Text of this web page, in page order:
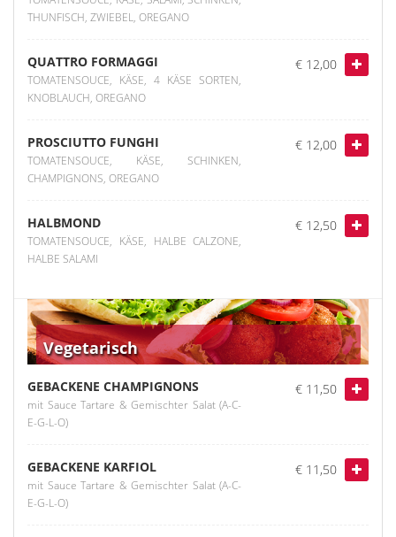
THUNFISCH, ZWIEBEL, OREGANO
QUATTRO FORMAGGI
TOMATENSOUCE, KÄSE, 4 KÄSE SORTEN,
KNOBLAUCH, OREGANO
€ 12,00
PROSCIUTTO FUNGHI
TOMATENSOUCE, KÄSE, SCHINKEN,
CHAMPIGNONS, OREGANO
€ 12,00
HALBMOND
TOMATENSOUCE, KÄSE, HALBE CALZONE,
HALBE SALAMI
€ 12,50
Vegetarisch
GEBACKENE CHAMPIGNONS
mit Sauce Tartare & Gemischter Salat (A-C-
E-G-L-O)
€ 11,50
GEBACKENE KARFIOL
mit Sauce Tartare & Gemischter Salat (A-C-
E-G-L-O)
€ 11,50